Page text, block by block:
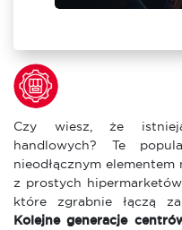
Czy wiesz, że
handlowych? Te
nieodłącznym
z prostych
które zgrabnie łączą
Kolejne generacje